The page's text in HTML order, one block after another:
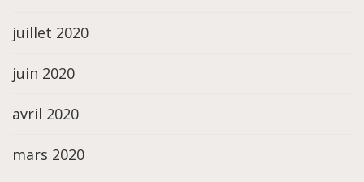
juillet 2020
juin 2020
avril 2020
mars 2020